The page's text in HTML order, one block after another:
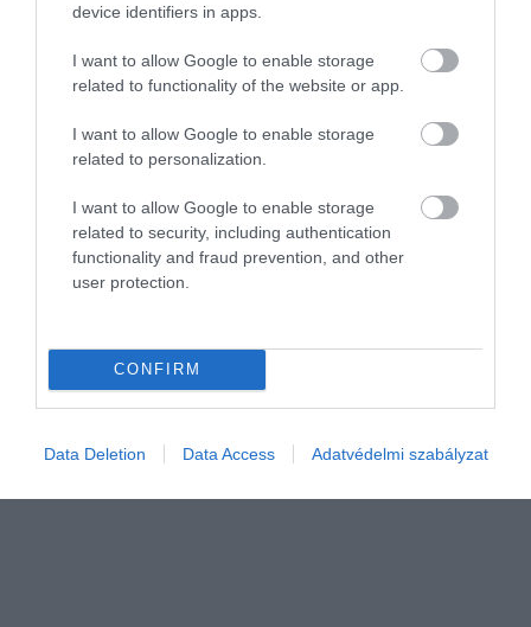
device identifiers in apps.
I want to allow Google to enable storage
related to functionality of the website or app.
I want to allow Google to enable storage
related to personalization.
I want to allow Google to enable storage
related to security, including authentication
functionality and fraud prevention, and other
user protection.
CONFIRM
Data Deletion Data Access Adatvédelmi szabályzat
Így építi le az agyat és a beszédkészséget a
digitális magány
Az online térben eltöltött idő és a közösségi elszigetelődés jelentős
hatást gyakorol az agyműködésre, ami a kognitív képességek és a
beszédkészség fokozatos romlásához vezethet.